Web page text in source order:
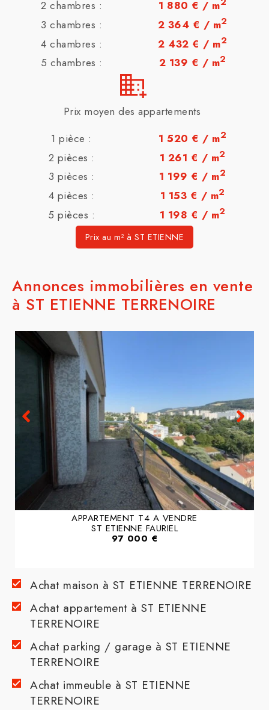
2 chambres : 1 880 € / m
3 chambres : 2 364 € / m2
4 chambres : 2 432 € / m2
5 chambres : 2 139 € / m2
Prix moyen des appartements
1 pièce :
1 520 € / m2
2 pièces : 1 261 € / m2
3 pièces : 1 199 € / m2
4 pièces : 1 153 € / m2
5 pièces : 1 198 € / m2
Prix au m² à ST ETIENNE
Annonces immobilières en vente
à ST ETIENNE TERRENOIRE
APPARTEMENT T4 A VENDRE
ST ETIENNE FAURIEL
97 000 €
Achat maison à ST ETIENNE TERRENOIRE
Achat appartement à ST ETIENNE
TERRENOIRE
Achat parking / garage à ST ETIENNE
TERRENOIRE
Achat immeuble à ST ETIENNE
TERRENOIRE